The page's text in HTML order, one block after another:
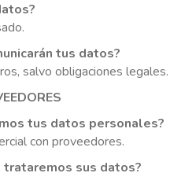
tus datos?
salvo obligaciones legales.
tus datos personales?
con proveedores.
sus datos?